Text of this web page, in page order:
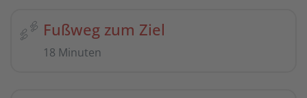
Fußweg zum Ziel
18 Minuten